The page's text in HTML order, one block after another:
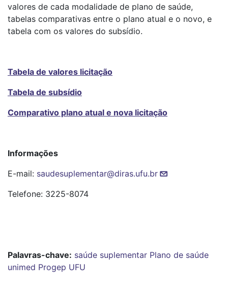
valores de cada modalidade de plano de saúde,
tabelas comparativas entre o plano atual e o novo, e
tabela com os valores do subsídio.
Tabela de valores licitação
Tabela de subsídio
Comparativo plano atual e nova licitação
Informações
E-mail: saudesuplementar@diras.ufu.br
Telefone: 3225-8074
Palavras-chave: saúde suplementar Plano de saúde
unimed Progep UFU